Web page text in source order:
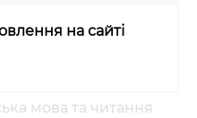
на сайті
мова та читання